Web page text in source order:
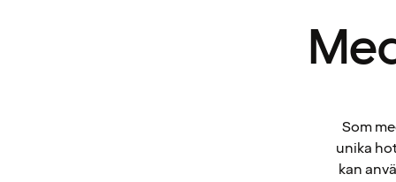
Som
unika
kan